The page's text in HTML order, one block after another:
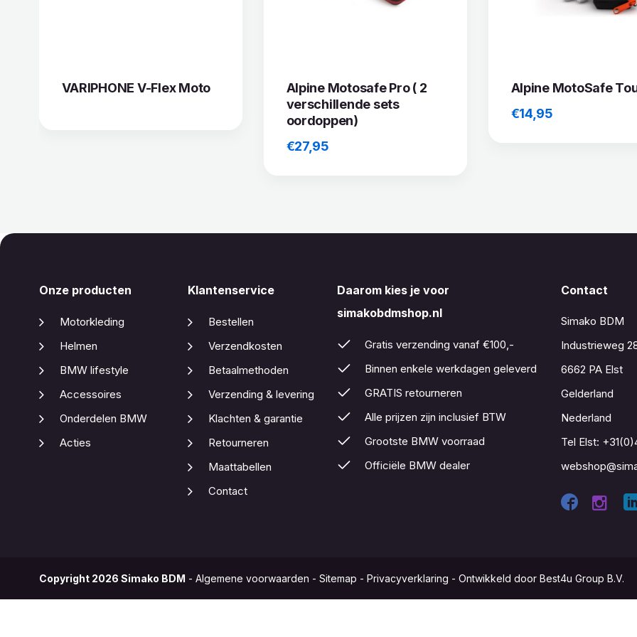
VARIPHONE V-Flex Moto
Alpine Motosafe Pro ( 2
verschillende sets
oordoppen)
€27,95
Alpine MotoSafe
€14,95
Onze producten
Motorkleding
Helmen
BMW lifestyle
Accessoires
Onderdelen BMW
Acties
Klantenservice
Bestellen
Verzendkosten
Betaalmethoden
Verzending & levering
Klachten & garantie
Retourneren
Maattabellen
Contact
Daarom kies je voor
simakobdmshop.nl
Gratis verzending vanaf €100,-
Binnen enkele werkdagen geleverd
GRATIS retourneren
Alle prijzen zijn inclusief BTW
Grootste BMW voorraad
Officiële BMW dealer
Contact
Simako BDM
Industrieweg
6662 PA Elst
Gelderland
Nederland
Tel Elst:
Copyright 2026 Simako BDM - Algemene voorwaarden - Sitemap - Privacyverklaring - Ontwikkeld door Best4u Group B.V.